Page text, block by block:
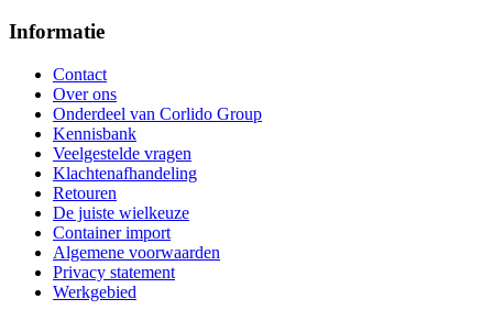
Informatie
Contact
Over ons
Onderdeel van Corlido Group
Kennisbank
Veelgestelde vragen
Klachtenafhandeling
Retouren
De juiste wielkeuze
Container import
Algemene voorwaarden
Privacy statement
Werkgebied